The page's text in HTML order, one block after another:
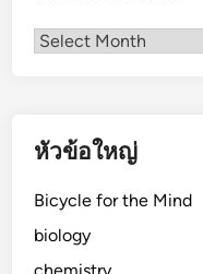
รายการ
หัวข้อใหญ่
Bicycle for the Mind
biology